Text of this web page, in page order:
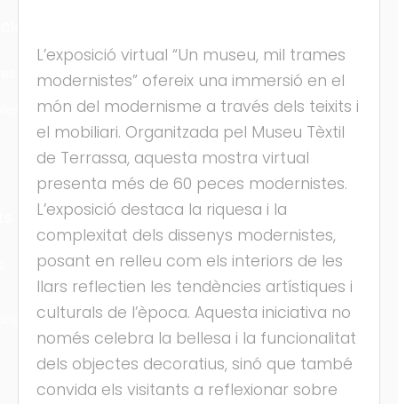
L’exposició virtual “Un museu, mil trames
modernistes” ofereix una immersió en el
món del modernisme a través dels teixits i
el mobiliari. Organitzada pel Museu Tèxtil
de Terrassa, aquesta mostra virtual
presenta més de 60 peces modernistes.
L’exposició destaca la riquesa i la
complexitat dels dissenys modernistes,
posant en relleu com els interiors de les
llars reflectien les tendències artístiques i
culturals de l’època. Aquesta iniciativa no
només celebra la bellesa i la funcionalitat
dels objectes decoratius, sinó que també
convida els visitants a reflexionar sobre